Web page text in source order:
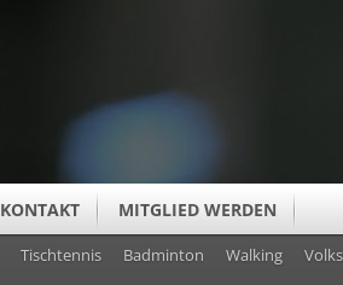
KONTAKT MITGLIED WERDEN
Tischtennis Badminton Walking